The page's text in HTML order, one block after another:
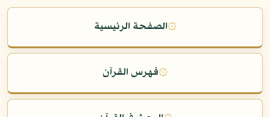
۞الصفحة الرئيسية
۞فهرس القرآن